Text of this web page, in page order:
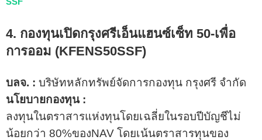
4. กองทุนเปิดกรุงศรีเอ็นแฮนซ์เซ็ท 50-เพื่อ
การออม (KFENS50SSF)
บลจ. : บริษัทหลักทรัพย์จัดการกองทุน กรุงศรี จำกัด
นโยบายกองทุน :
ลงทุนในตราสารแห่งทุนโดยเฉลี่ยในรอบปีบัญชีไม่
น้อยกว่า 80%ของNAV โดยเน้นตราสารทุนของ